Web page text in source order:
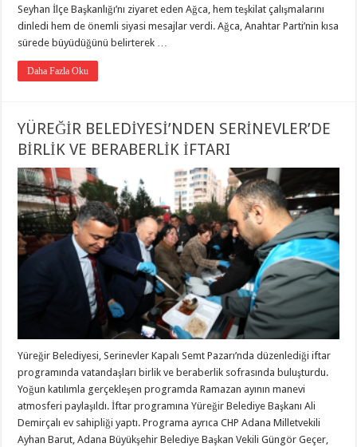
Seyhan İlçe Başkanlığı’nı ziyaret eden Ağca, hem teşkilat çalışmalarını
dinledi hem de önemli siyasi mesajlar verdi. Ağca, Anahtar Parti’nin kısa
sürede büyüdüğünü belirterek …
Daha Fazla Oku
YÜREĞİR BELEDİYESİ’NDEN SERİNEVLER’DE
BİRLİK VE BERABERLİK İFTARI
Yüreğir Belediyesi, Serinevler Kapalı Semt Pazarı’nda düzenlediği iftar
programında vatandaşları birlik ve beraberlik sofrasında buluşturdu.
Yoğun katılımla gerçekleşen programda Ramazan ayının manevi
atmosferi paylaşıldı. İftar programına Yüreğir Belediye Başkanı Ali
Demirçalı ev sahipliği yaptı. Programa ayrıca CHP Adana Milletvekili
Ayhan Barut, Adana Büyükşehir Belediye Başkan Vekili Güngör Geçer,